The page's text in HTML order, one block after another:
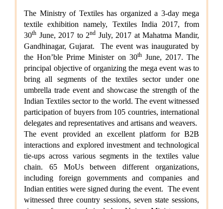
राज्यसभा के सभापति द्वारा ऐतिहासिक भारत छोड़ो आंदोलन की 84वीं वर्षगांठ
पर दिए गए भाषण का मूल पाठ
आयुष
लद्दाख में ऊंचाई पर औषधीय पौधे
आयुर्वेद पर्यटन के लिए केरल एक वैश्विक केंद्र के रूप में
आयुष औषधियों का मानकीकरण
महिलाओं के लिए आयुष स्वास्थ्य सेवाओं की प्रगति
जनजातीय क्षेत्रों में आयुष स्वास्थ्य सेवाएं
सोवा-रिग्पा को वैश्विक स्तर पर मान्यता प्राप्त साक्ष्य-आधारित स्वास्थ्य सेवा
प्रणाली के रूप में उभरना चाहिए: केंद्रीय मंत्री श्री प्रतापराव जाधव
कृषि एवं किसान कल्‍याण मंत्रालय
विषय: मानव-जनित भूमि क्षरण के कारण कृषि उपज में हानि